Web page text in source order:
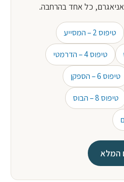
כל אחד בהרחבה.
טיפוס 2 – המסייע
טיפוס 4 – הדרמטי
טיפוס 6 – הספקן
טיפוס 8 – הבוס
המלא